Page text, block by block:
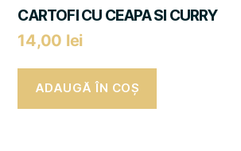
CARTOFI CU CEAPA SI CURRY
14,00 lei
ADAUGĂ ÎN COȘ